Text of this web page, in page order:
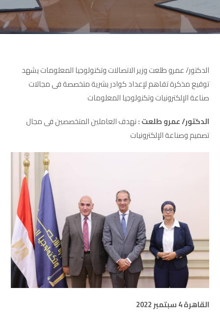
الدكتور/ عمرو طلعت وزير الاتصالات وتكنولوجيا المعلومات يشهد
توقيع مذكرة تفاهم لإعداد كوادر بشرية متخصصة فى مجالات
صناعة الإلكترونيات وتكنولوجيا المعلومات
الدكتور/ عمرو طلعت :نهدف العاملين المتخصصين فى مجال
تصميم وصناعة الإلكترونيات
القاهرة 4 سبتمبر 2022